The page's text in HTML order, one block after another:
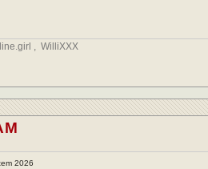
, WilliXXX
2026